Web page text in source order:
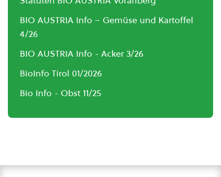
BIO AUSTRIA Info – Gemüse und Kartoffel
4/26
BIO AUSTRIA Info - Acker 3/26
BioInfo Tirol 01/2026
Bio Info - Obst 11/25